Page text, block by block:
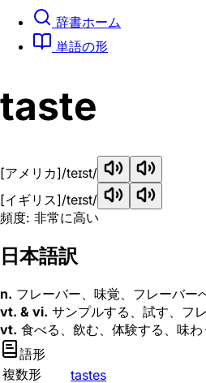
辞書ホーム
単語の形
taste
[アメリカ]/teɪst/
[イギリス]/teɪst/
頻度: 非常に高い
日本語訳
n. フレーバー、味覚、フレーバー
vt. & vi. サンプルする、試す、フ
vt. 食べる、飲む、体験する、味わ
語形
複数形
tastes